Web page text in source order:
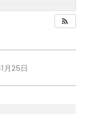
月25日